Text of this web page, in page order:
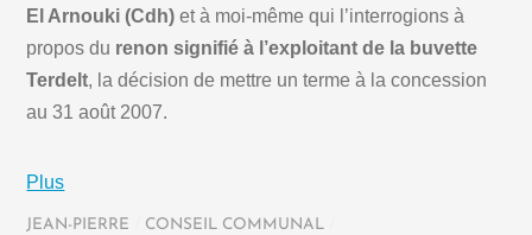
El Arnouki (Cdh)et à moi-même qui l’interrogions à
propos du renon signifié à l’exploitant de la buvette
Terdelt, la décision de mettre un terme à la concession
au 31 août 2007.
Plus
JEAN-PIERRE CONSEIL COMMUNAL